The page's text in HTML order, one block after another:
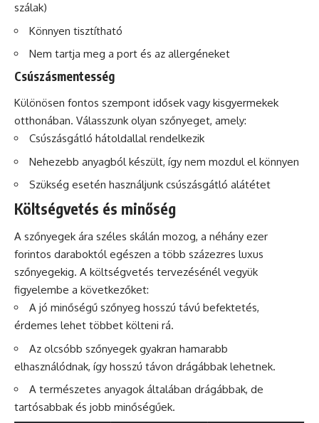
szálak)
Könnyen tisztítható
Nem tartja meg a port és az allergéneket
Csúszásmentesség
Különösen fontos szempont idősek vagy kisgyermekek
otthonában. Válasszunk olyan szőnyeget, amely:
Csúszásgátló hátoldallal rendelkezik
Nehezebb anyagból készült, így nem mozdul el könnyen
Szükség esetén használjunk csúszásgátló alátétet
Költségvetés és minőség
A szőnyegek ára széles skálán mozog, a néhány ezer
forintos daraboktól egészen a több százezres luxus
szőnyegekig. A költségvetés tervezésénél vegyük
figyelembe a következőket:
A jó minőségű szőnyeg hosszú távú befektetés,
érdemes lehet többet költeni rá.
Az olcsóbb szőnyegek gyakran hamarabb
elhasználódnak, így hosszú távon drágábbak lehetnek.
A természetes anyagok általában drágábbak, de
tartósabbak és jobb minőségűek.